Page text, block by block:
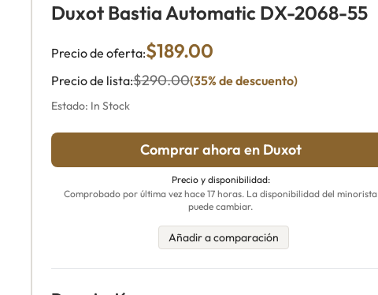
Duxot Bastia Automatic DX-2068-55
Precio de oferta:$189.00
Precio de lista:$290.00(35% de descuento)
Estado: In Stock
Comprar ahora en Duxot
Precio y disponibilidad:
Comprobado por última vez hace 17 horas. La disponibilidad del minorista
puede cambiar.
Añadir a comparación